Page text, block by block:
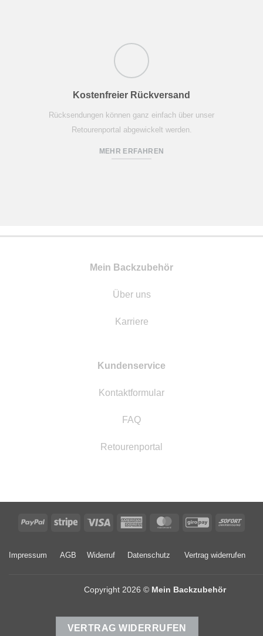
Kostenfreier Rückversand
Rücksendungen können ganz einfach über unser
Retourenportal abgewickelt werden.
MEHR ERFAHREN
Mein Backzubehör
Über uns
Karriere
Kundenservice
Kontaktformular
FAQ
Retourenportal
PayPal Stripe Visa
American
MasterCardGiroPay Sofort
Impressum AGB Widerruf Datenschutz Vertrag widerrufen
Copyright 2026 © Mein Backzubehör
VERTRAG WIDERRUFEN